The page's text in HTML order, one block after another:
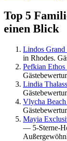
Top 5
einen Blick
Lindos
in Rhodes.
Pefkian
Lindia
Vlycha
Mayia
— 5-Sterne-